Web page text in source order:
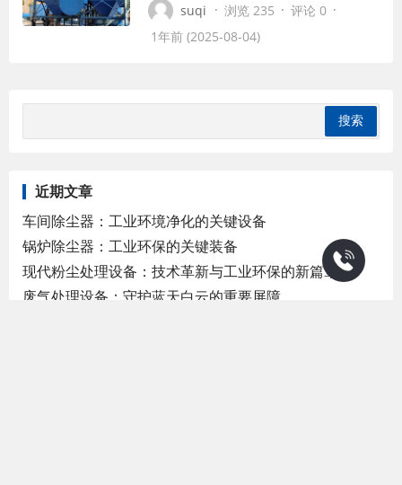
影响食品的卫生质量。因此，选择合适的
除尘设备，对食品厂来说至关重要。
suqi · 浏览 235 · 评论 0 ·
1年前 (2025-08-04)
近期文章
车间除尘器：工业环境净化的关键设备
锅炉除尘器：工业环保的关键装备
现代粉尘处理设备：技术革新与工业环保的新篇章
废气处理设备：守护蓝天白云的重要屏障